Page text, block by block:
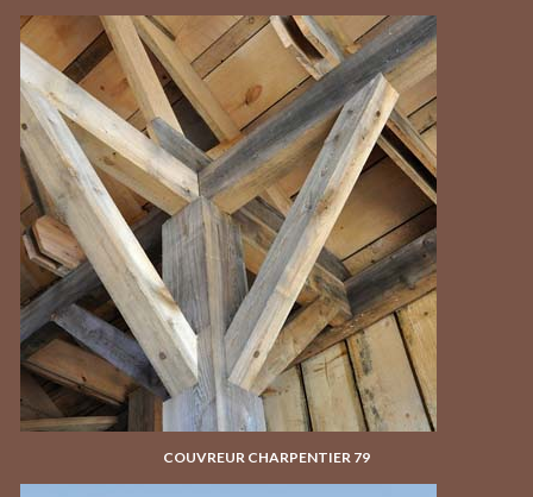
COUVREUR CHARPENTIER 79